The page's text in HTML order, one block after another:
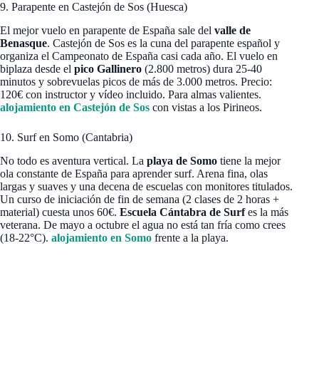
9. Parapente en Castejón de Sos (Huesca)
El mejor vuelo en parapente de España sale del valle de
Benasque. Castejón de Sos es la cuna del parapente español y
organiza el Campeonato de España casi cada año. El vuelo en
biplaza desde el pico Gallinero (2.800 metros) dura 25-40
minutos y sobrevuelas picos de más de 3.000 metros. Precio:
120€ con instructor y vídeo incluido. Para almas valientes.
alojamiento en Castejón de Sos con vistas a los Pirineos.
10. Surf en Somo (Cantabria)
No todo es aventura vertical. La playa de Somo tiene la mejor
ola constante de España para aprender surf. Arena fina, olas
largas y suaves y una decena de escuelas con monitores titulados.
Un curso de iniciación de fin de semana (2 clases de 2 horas +
material) cuesta unos 60€. Escuela Cántabra de Surfes la más
veterana. De mayo a octubre el agua no está tan fría como crees
(18-22°C). alojamiento en Somo frente a la playa.